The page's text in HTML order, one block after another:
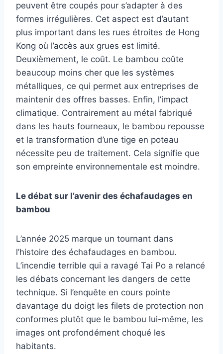
peuvent être coupés pour s’adapter à des
formes irrégulières. Cet aspect est d’autant
plus important dans les rues étroites de Hong
Kong où l’accès aux grues est limité.
Deuxièmement, le coût. Le bambou coûte
beaucoup moins cher que les systèmes
métalliques, ce qui permet aux entreprises de
maintenir des offres basses. Enfin, l’impact
climatique. Contrairement au métal fabriqué
dans les hauts fourneaux, le bambou repousse
et la transformation d’une tige en poteau
nécessite peu de traitement. Cela signifie que
son empreinte environnementale est moindre.
Le débat sur l’avenir des échafaudages en
bambou
L’année 2025 marque un tournant dans
l’histoire des échafaudages en bambou.
L’incendie terrible qui a ravagé Tai Po a relancé
les débats concernant les dangers de cette
technique. Si l’enquête en cours pointe
davantage du doigt les filets de protection non
conformes plutôt que le bambou lui-même, les
images ont profondément choqué les
habitants.